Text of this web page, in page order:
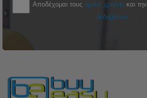
Αποδέχομαι τους όρους χρήσης και την
δεδομένων